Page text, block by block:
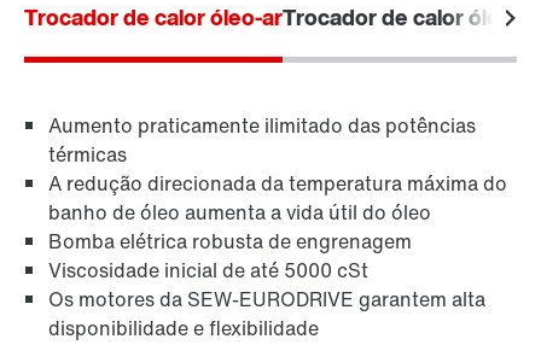
Trocador de calor óleo-arTrocador de calor óleo-
Aumento praticamente ilimitado das potências
térmicas
A redução direcionada da temperatura máxima do
banho de óleo aumenta a vida útil do óleo
Bomba elétrica robusta de engrenagem
Viscosidade inicial de até 5000 cSt
Os motores da SEW-EURODRIVE garantem alta
disponibilidade e flexibilidade